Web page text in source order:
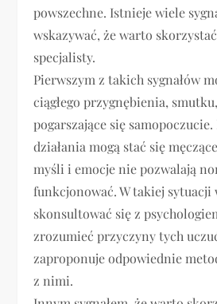
powszechne. Istnieje wiele
wskazywać, że warto
specjalisty.
Pierwszym z takich sygnałów
ciągłego przygnębienia,
pogarszające się
działania mogą stać się
myśli i emocje nie pozwalają
funkcjonować. W takiej sytuacji
skonsultować się z
zrozumieć przyczyny tych
zaproponuje odpowiednie
z nimi.